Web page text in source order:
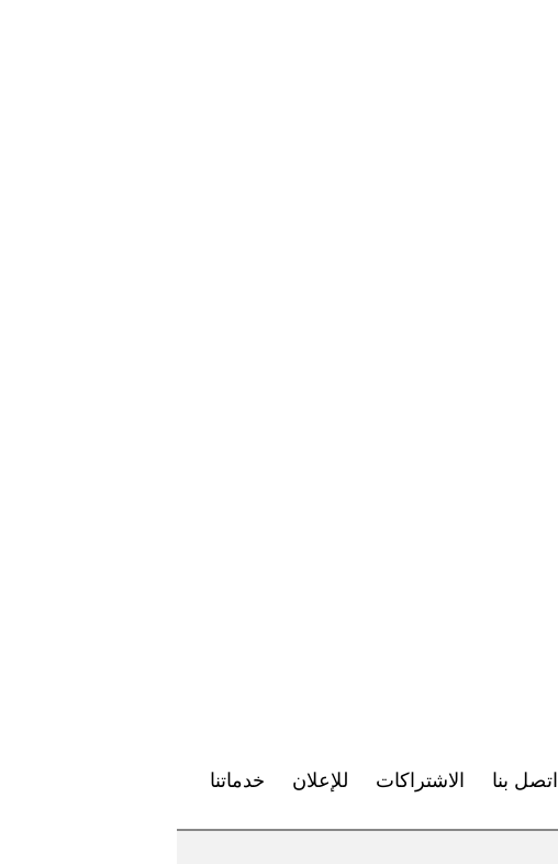
اتصل بنا الاشتراكات للإعلان خدماتنا